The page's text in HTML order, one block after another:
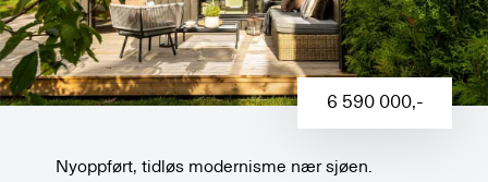
6 590 000,-
Nyoppført, tidløs modernisme nær sjøen.